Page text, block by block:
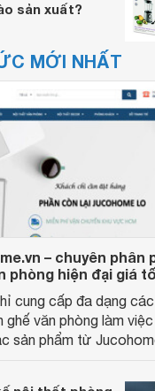
sản xuất?
MỚI NHẤT
– chuyên phân
phòng hiện đại giá
cung cấp đa dạng
ghế văn phòng làm
sản phẩm từ